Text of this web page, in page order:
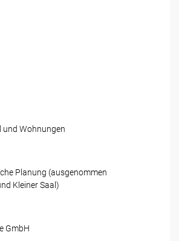
und Wohnungen
Planung (ausgenommen
Kleiner Saal)
GmbH